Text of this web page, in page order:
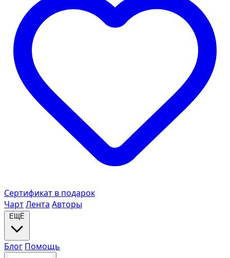
Сертификат в подарок
ЧартЛента Авторы
ЕЩЁ
Блог Помощь